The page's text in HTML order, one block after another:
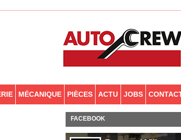
MÉCANIQUE PIÈCES ACTU JOBS
FACEBOOK